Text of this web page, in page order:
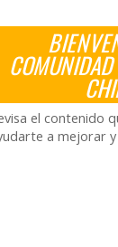
el contenido
a mejorar